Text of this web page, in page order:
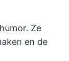
Ze
en de